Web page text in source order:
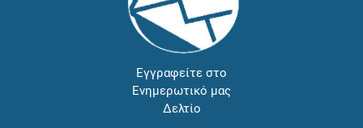
Εγγραφείτε στο
Ενημερωτικό μας
Δελτίο